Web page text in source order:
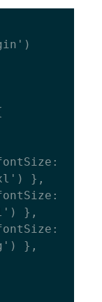
},
},
},